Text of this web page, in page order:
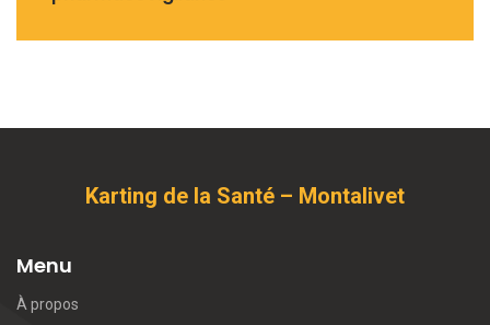
Karting de la Santé – Montalivet
Menu
À propos